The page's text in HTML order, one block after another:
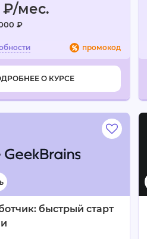
₽/мес.
₽
промокод
О КУРСЕ
быстрый старт